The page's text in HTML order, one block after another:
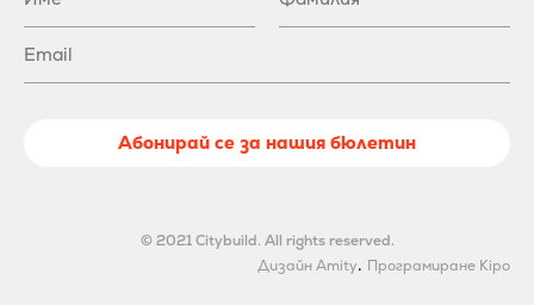
Абонирай се за нашия бюлетин
© 2021 Citybuild. All rights reserved.
Дизайн Amity. Програмиране Kipo